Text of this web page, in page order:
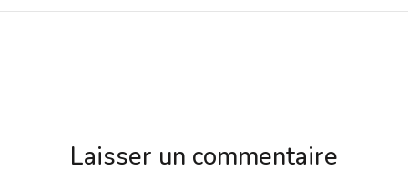
Laisser un commentaire